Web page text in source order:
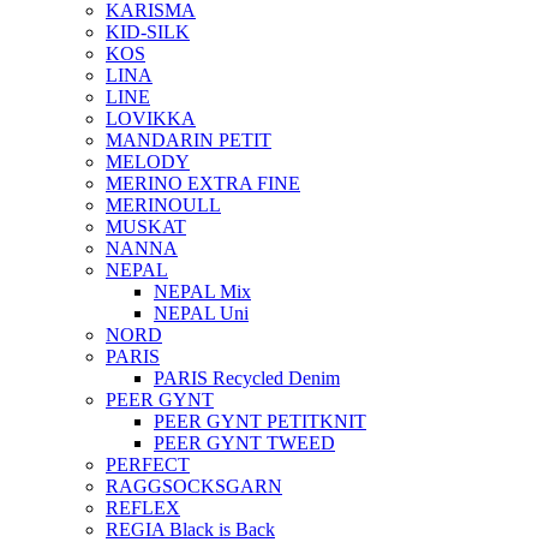
KARISMA
KID-SILK
KOS
LINA
LINE
LOVIKKA
MANDARIN PETIT
MELODY
MERINO EXTRA FINE
MERINOULL
MUSKAT
NANNA
NEPAL
NEPAL Mix
NEPAL Uni
NORD
PARIS
PARIS Recycled Denim
PEER GYNT
PEER GYNT PETITKNIT
PEER GYNT TWEED
PERFECT
RAGGSOCKSGARN
REFLEX
REGIA Black is Back